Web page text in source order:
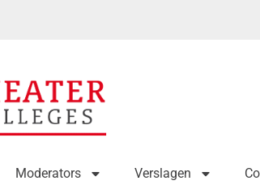
Moderators Verslagen